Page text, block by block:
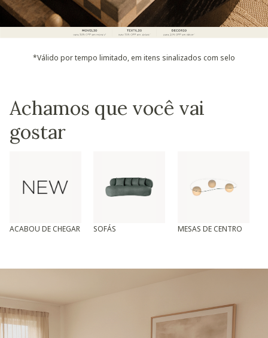
*Válido por tempo limitado, em itens sinalizados com selo
Achamos que você vai
gostar
ACABOU DE CHEGAR SOFÁS MESAS DE CENTRO